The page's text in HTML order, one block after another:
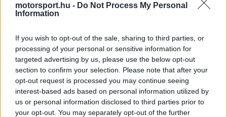
motorsport.hu - Do Not Process My Personal
Information
If you wish to opt-out of the sale, sharing to third parties, or
processing of your personal or sensitive information for
targeted advertising by us, please use the below opt-out
section to confirm your selection. Please note that after your
opt-out request is processed you may continue seeing
interest-based ads based on personal information utilized by
us or personal information disclosed to third parties prior to
your opt-out. You may separately opt-out of the further
Sokan úgy vélik, Hamilton ezzel megtörte azt a
istállót a beállítások és a fejlesztési irány
tekintetében, és amelyhez Leclerc neve is gyakran
kapcsolódott.
EZEKET IS AJÁNLJUK